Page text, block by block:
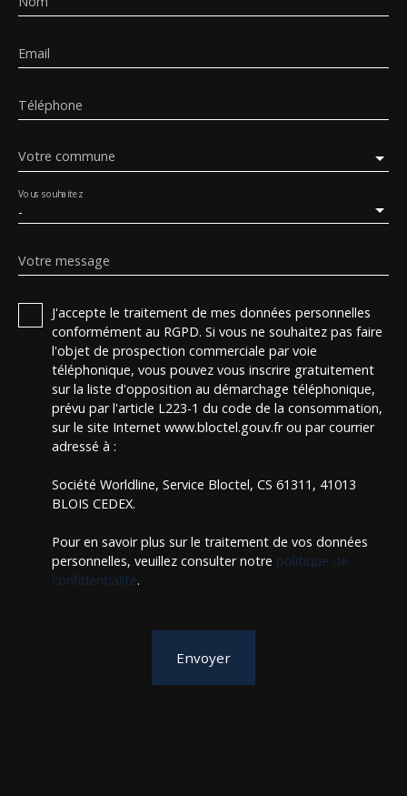
Email
Téléphone
Votre commune
-
Vous souhaitez
Votre message
J'accepte le traitement de mes données personnelles
conformément au RGPD. Si vous ne souhaitez pas faire
l'objet de prospection commerciale par voie
téléphonique, vous pouvez vous inscrire gratuitement
sur la liste d'opposition au démarchage téléphonique,
prévu par l'article L223-1 du code de la consommation,
sur le site Internet www.bloctel.gouv.fr ou par courrier
adressé à :
Société Worldline, Service Bloctel, CS 61311, 41013
BLOIS CEDEX.
Pour en savoir plus sur le traitement de vos données
personnelles, veuillez consulter notre politique de
confidentialité.
Envoyer